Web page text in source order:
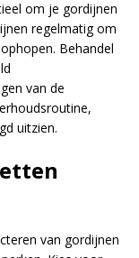
om je gordijnen
regelmatig om
Behandel
van de
uitzien.
van gordijnen